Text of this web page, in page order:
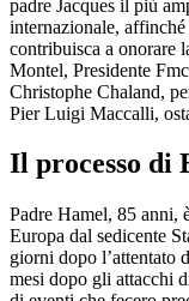
padre Jacques il più
internazionale,
contribuisca a onorare
Montel, Presidente
Christophe Chaland,
Pier Luigi Maccalli,
Il processo di
Padre Hamel, 85 anni,
Europa dal sedicente
giorni dopo l’attentato
mesi dopo gli attacchi